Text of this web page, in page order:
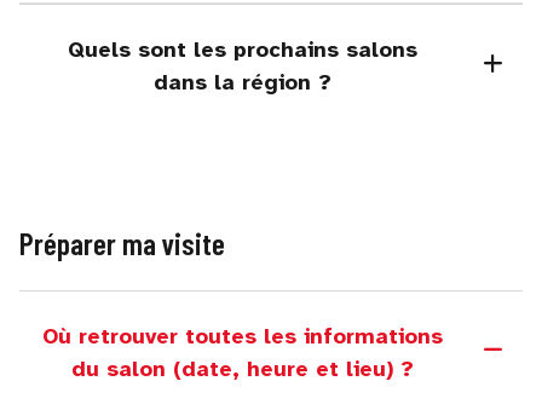
Quels sont les prochains salons
dans la région ?
Préparer ma visite
Où retrouver toutes les informations
du salon (date, heure et lieu) ?